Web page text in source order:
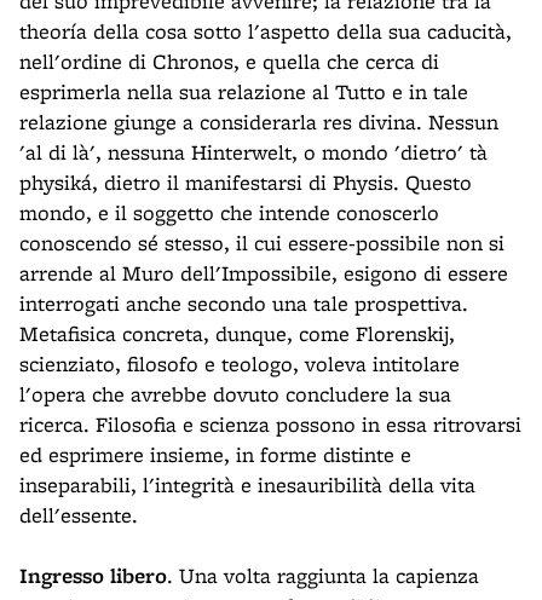
theoría della cosa sotto l'aspetto della sua caducità,
nell'ordine di Chronos, e quella che cerca di
esprimerla nella sua relazione al Tutto e in tale
relazione giunge a considerarla res divina. Nessun
'al di là', nessuna Hinterwelt, o mondo 'dietro' tà
physiká, dietro il manifestarsi di Physis. Questo
mondo, e il soggetto che intende conoscerlo
conoscendo sé stesso, il cui essere-possibile non si
arrende al Muro dell'Impossibile, esigono di essere
interrogati anche secondo una tale prospettiva.
Metafisica concreta, dunque, come Florenskij,
scienziato, filosofo e teologo, voleva intitolare
l'opera che avrebbe dovuto concludere la sua
ricerca. Filosofia e scienza possono in essa ritrovarsi
ed esprimere insieme, in forme distinte e
inseparabili, l'integrità e inesauribilità della vita
dell'essente.
Ingresso libero. Una volta raggiunta la capienza